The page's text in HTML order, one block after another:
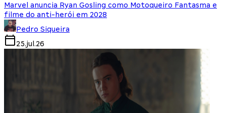
Marvel anuncia Ryan Gosling como Motoqueiro Fantasma e
filme do anti-herói em 2028
Pedro Siqueira
25.jul.26